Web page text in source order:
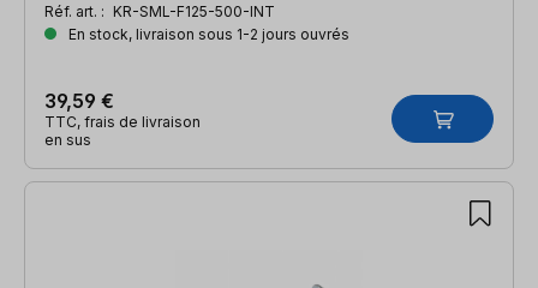
Réf. art. : KR-SML-F125-500-INT
En stock, livraison sous 1-2 jours ouvrés
39,59 €
TTC, frais de livraison
en sus